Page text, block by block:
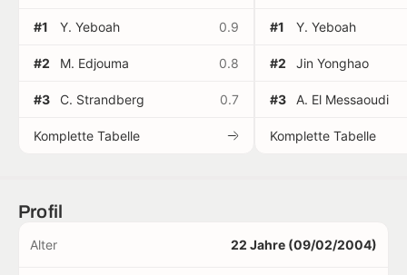
#1 Y. Yeboah 0.9
#2 M. Edjouma 0.8
#3 C. Strandberg 0.7
Komplette Tabelle
#1 Y. Yeboah
#2 Jin Yonghao
#3 A. El Messaoudi
Komplette Tabelle
Profil
Alter 22 Jahre (09/02/2004)